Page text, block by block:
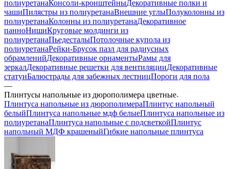
полиуретанаКонсоли-кронштейныДекоративные полки и
чашиПилястры из полиуретанаВнешние углыПолуколонны из
полиуретанаКолонны из полиуретанаДекоративное
панноНишиКруговые молдинги из
полиуретанаПьедесталыПотолочные купола из
полиуретанаРейки-Брусок пазл для радиусных
обрамленийДекоративные орнаментыРамы для
зеркалДекоративные решетки для вентиляцииДекоративные
статуиБалюстрады для забежных лестницПороги для пола
—
Плинтусы напольные из дюрополимера цветные
Плинтуса напольные из дюрополимераПлинтус напольный
белыйПлинтуса напольные мдф белыеПлинтуса напольные из
полиуретанаПлинтуса напольные с подсветкойПлинтус
напольный МДФ крашеныйГибкие напольные плинтуса